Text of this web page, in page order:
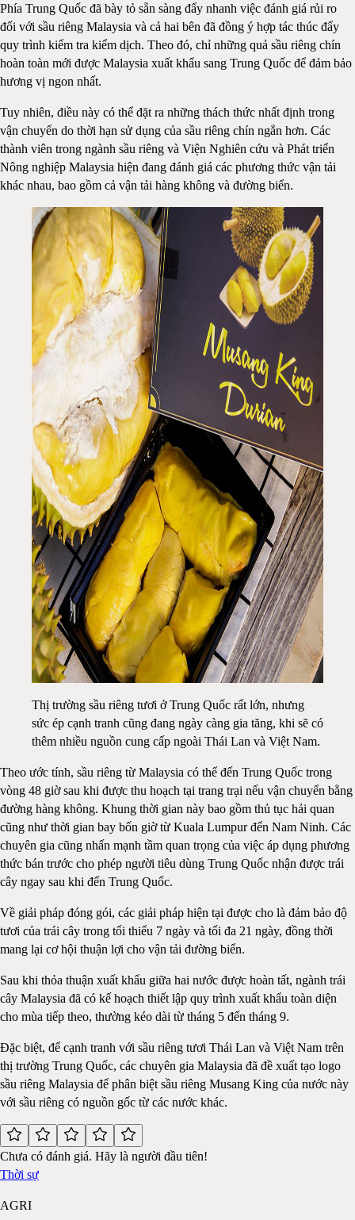
Phía Trung Quốc đã bày tỏ sẵn sàng đẩy nhanh việc đánh giá rủi ro
đối với sầu riêng Malaysia và cả hai bên đã đồng ý hợp tác thúc đẩy
quy trình kiểm tra kiểm dịch. Theo đó, chỉ những quả sầu riêng chín
hoàn toàn mới được Malaysia xuất khẩu sang Trung Quốc để đảm bảo
hương vị ngon nhất.
Tuy nhiên, điều này có thể đặt ra những thách thức nhất định trong
vận chuyển do thời hạn sử dụng của sầu riêng chín ngắn hơn. Các
thành viên trong ngành sầu riêng và Viện Nghiên cứu và Phát triển
Nông nghiệp Malaysia hiện đang đánh giá các phương thức vận tải
khác nhau, bao gồm cả vận tải hàng không và đường biển.
Thị trường sầu riêng tươi ở Trung Quốc rất lớn, nhưng
sức ép cạnh tranh cũng đang ngày càng gia tăng, khi sẽ có
thêm nhiều nguồn cung cấp ngoài Thái Lan và Việt Nam.
Theo ước tính, sầu riêng từ Malaysia có thể đến Trung Quốc trong
vòng 48 giờ sau khi được thu hoạch tại trang trại nếu vận chuyển bằng
đường hàng không. Khung thời gian này bao gồm thủ tục hải quan
cũng như thời gian bay bốn giờ từ Kuala Lumpur đến Nam Ninh. Các
chuyên gia cũng nhấn mạnh tầm quan trọng của việc áp dụng phương
thức bán trước cho phép người tiêu dùng Trung Quốc nhận được trái
cây ngay sau khi đến Trung Quốc.
Về giải pháp đóng gói, các giải pháp hiện tại được cho là đảm bảo độ
tươi của trái cây trong tối thiểu 7 ngày và tối đa 21 ngày, đồng thời
mang lại cơ hội thuận lợi cho vận tải đường biển.
Sau khi thỏa thuận xuất khẩu giữa hai nước được hoàn tất, ngành trái
cây Malaysia đã có kế hoạch thiết lập quy trình xuất khẩu toàn diện
cho mùa tiếp theo, thường kéo dài từ tháng 5 đến tháng 9.
Đặc biệt, để cạnh tranh với sầu riêng tươi Thái Lan và Việt Nam trên
thị trường Trung Quốc, các chuyên gia Malaysia đã đề xuất tạo logo
sầu riêng Malaysia để phân biệt sầu riêng Musang King của nước này
với sầu riêng có nguồn gốc từ các nước khác.
Chưa có đánh giá. Hãy là người đầu tiên!
Thời sự
AGRI